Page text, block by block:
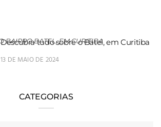
Descubra tudo sobre o Batel, em Curitiba
13 DE MAIO DE 2024
CATEGORIAS